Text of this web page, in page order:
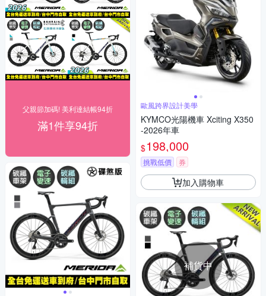
父親節加碼! 美利達結帳94折
滿1件享94折
歐風跨界設計美學
KYMCO光陽機車 Xciting X350
-2026年車
$198,000
挑戰低價 券
加入購物車
補貨中